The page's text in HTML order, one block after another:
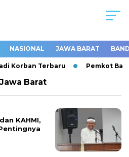
NASIONAL JAWA BARAT
Korban Terbaru Pemkot
Barat
KAHMI,